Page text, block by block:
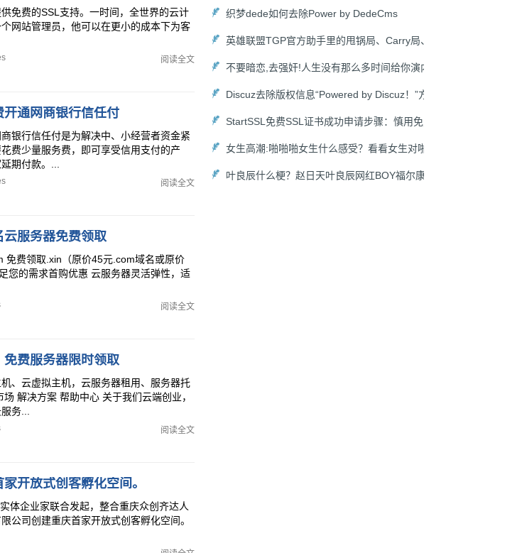
免费的SSL支持。一时间，全世界的云计
网站管理员，他可以在更小的成本下为客
阅读全文
开通网商银行信任付
银行信任付是为解决中、小经营者资金紧
费少量服务费，即可享受信用支付的产
期付款。...
阅读全文
云服务器免费领取
免费领取.xin（原价45元.com域名或原价
您的需求首购优惠 云服务器灵活弹性，适
阅读全文
费服务器限时领取
、云虚拟主机，云服务器租用、服务器托
解决方案 帮助中心 关于我们云端创业，
务...
阅读全文
开放式创客孵化空间。
体企业家联合发起，整合重庆众创齐达人
公司创建重庆首家开放式创客孵化空间。
织梦dede如何去除Power by DedeCms
英雄联盟TGP官方助手里的甩锅局、Carry局、尽力局、浪输局是
不要暗恋,去强奸!人生没有那么多时间给你演内心戏,爱她就去搞
Discuz去除版权信息“Powered by Discuz！”方法以及去掉论坛链
StartSSL免费SSL证书成功申请步骤：慎用免费HTTPS证书
女生高潮:啪啪啪女生什么感受？看看女生对啪啪啪的各种吐槽！
叶良辰什么梗？赵日天叶良辰网红BOY福尔康来袭！